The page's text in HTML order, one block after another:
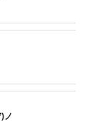
ノ